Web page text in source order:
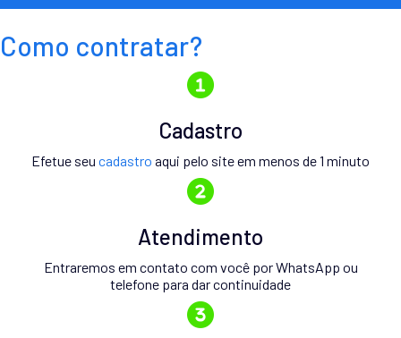
Como contratar?
Cadastro
Efetue seu cadastro aqui pelo site em menos de 1 minuto
Atendimento
Entraremos em contato com você por WhatsApp ou
telefone para dar continuidade